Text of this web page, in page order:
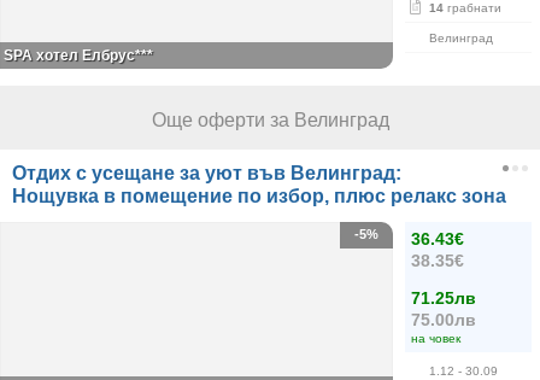
14 грабнати
Велинград
SPA хотел Елбрус***
Още оферти за Велинград
Отдих с усещане за уют във Велинград:
Нощувка в помещение по избор, плюс релакс зона
36.43€
38.35€
71.25лв
75.00лв
на човек
1.12 - 30.09
-5%